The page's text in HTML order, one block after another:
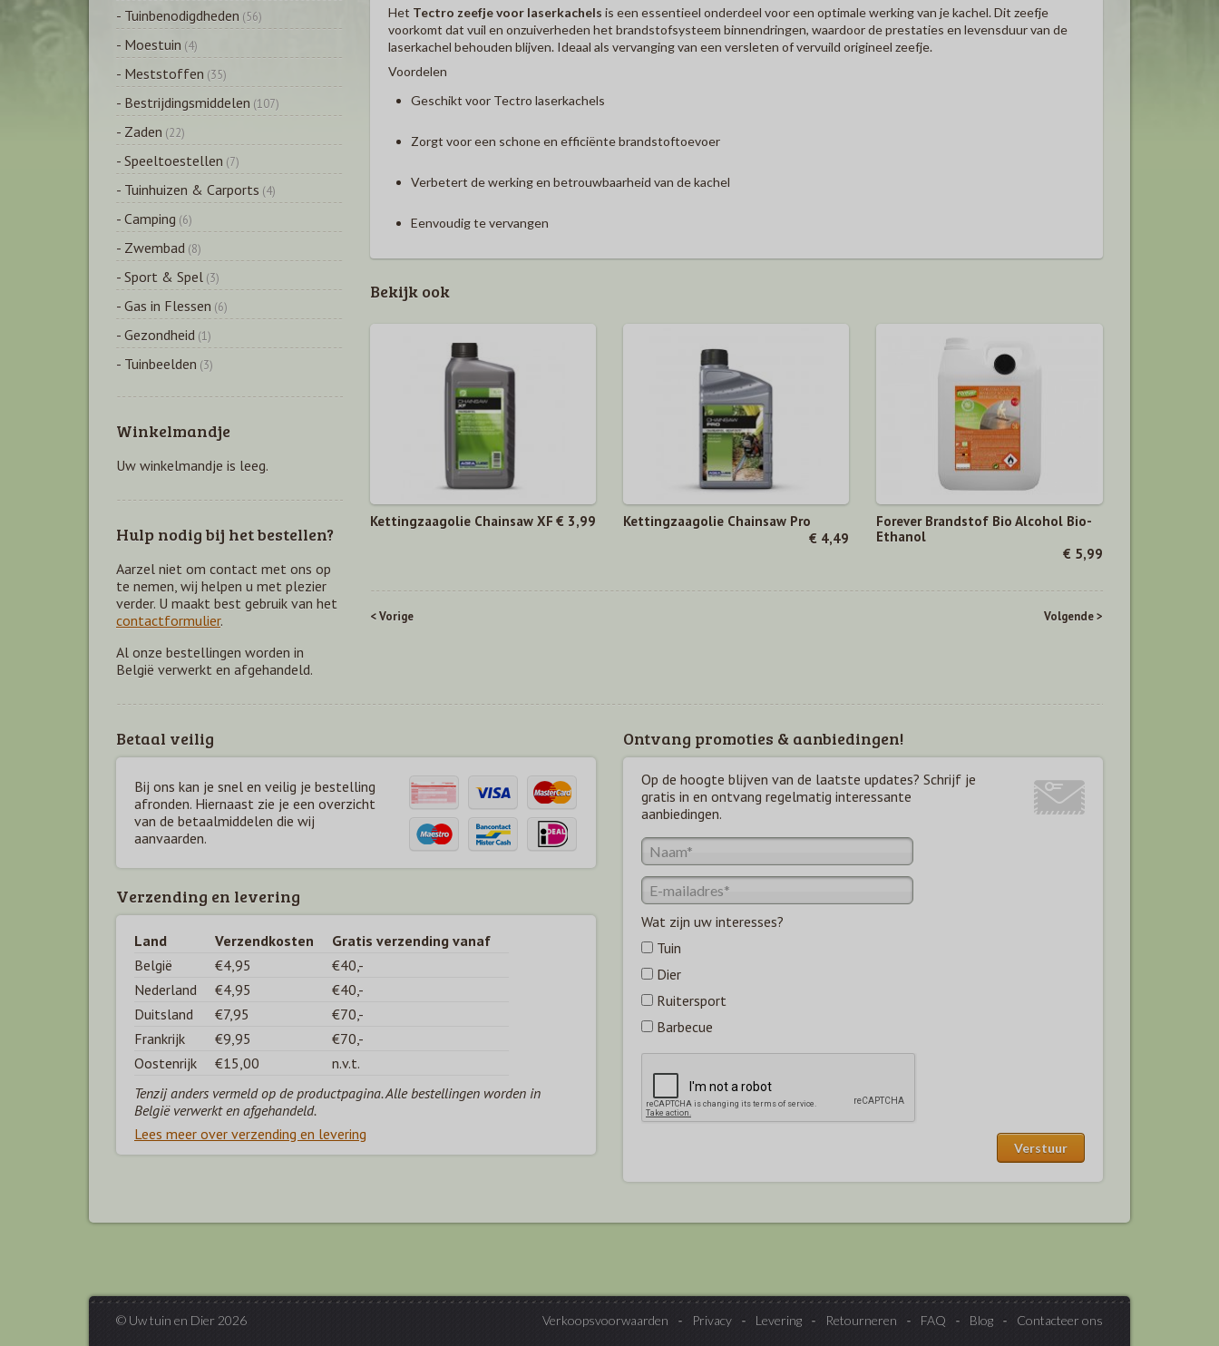
Het Tectro zeefje voor laserkachels is een essentieel onderdeel voor een optimale werking van je kachel. Dit zeefje
voorkomt dat vuil en onzuiverheden het brandstofsysteem binnendringen, waardoor de prestaties en levensduur van de
laserkachel behouden blijven. Ideaal als vervanging van een versleten of vervuild origineel zeefje.
Voordelen
Geschikt voor Tectro laserkachels
Zorgt voor een schone en efficiënte brandstoftoevoer
Verbetert de werking en betrouwbaarheid van de kachel
Eenvoudig te vervangen
Bekijk ook
Kettingzaagolie Chainsaw XF € 3,99
Kettingzaagolie Chainsaw Pro
€ 4,49
Forever Brandstof Bio Alcohol Bio-
Ethanol
€ 5,99
< Vorige Volgende >
- Tuinbenodigdheden (56)
- Moestuin (4)
- Meststoffen (35)
- Bestrijdingsmiddelen (107)
- Zaden (22)
- Speeltoestellen (7)
- Tuinhuizen & Carports (4)
- Camping (6)
- Zwembad (8)
- Sport & Spel (3)
- Gas in Flessen (6)
- Gezondheid (1)
- Tuinbeelden (3)
Winkelmandje
Uw winkelmandje is leeg.
Hulp nodig bij het bestellen?
Aarzel niet om contact met ons op
te nemen, wij helpen u met plezier
verder. U maakt best gebruik van het
contactformulier.
Al onze bestellingen worden in
België verwerkt en afgehandeld.
Betaal veilig
Bij ons kan je snel en veilig je bestelling
afronden. Hiernaast zie je een overzicht
van de betaalmiddelen die wij
aanvaarden.
Ontvang promoties & aanbiedingen!
Op de hoogte blijven van de laatste updates? Schrijf je
gratis in en ontvang regelmatig interessante
aanbiedingen.
Wat zijn uw interesses?
Tuin
Dier
Ruitersport
Barbecue
Verzending en levering
Land Verzendkosten
Gratis verzending vanaf
België
€4,95
€40,-
Nederland
€4,95
€40,-
Duitsland
€7,95
€70,-
Frankrijk
€9,95
€70,-
Oostenrijk
€15,00
n.v.t.
Tenzij anders vermeld op de productpagina. Alle bestellingen worden in
België verwerkt en afgehandeld.
Lees meer over verzending en levering
© Uw tuin en Dier 2026 Verkoopsvoorwaarden Privacy Levering Retourneren FAQ Blog Contacteer ons